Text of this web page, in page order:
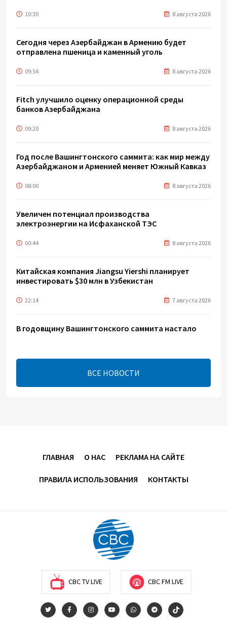
10:30 8 августа 2026
Сегодня через Азербайджан в Армению будет
отправлена пшеница и каменный уголь
09:54 8 августа 2026
Fitch улучшило оценку операционной среды
банков Азербайджана
09:20 8 августа 2026
Год после Вашингтонского саммита: как мир между
Азербайджаном и Арменией меняет Южный Кавказ
08:00 8 августа 2026
Увеличен потенциал производства
электроэнергии на Исфаханской ТЭС
00:44 8 августа 2026
Китайская компания Jiangsu Yiershi планирует
инвестировать $30 млн в Узбекистан
22:14 7 августа 2026
В годовщину Вашингтонского саммита настало
Минфин Азербайджана отчитался о работе,
проделанной в I полугодии
7 августа 2026
PASHA Holding продолжает успешную реализацию
проекта «Fərqindəlik», который был запущен в 2025
Azercell представляет годовую подписку на сервис
«ZengimCELL»
7 августа 2026
ВСЕ НОВОСТИ
ГЛАВНАЯ О НАС РЕКЛАМА НА САЙТЕ
ПРАВИЛА ИСПОЛЬЗОВАНИЯ КОНТАКТЫ
CBC TV LIVE CBC FM LIVE